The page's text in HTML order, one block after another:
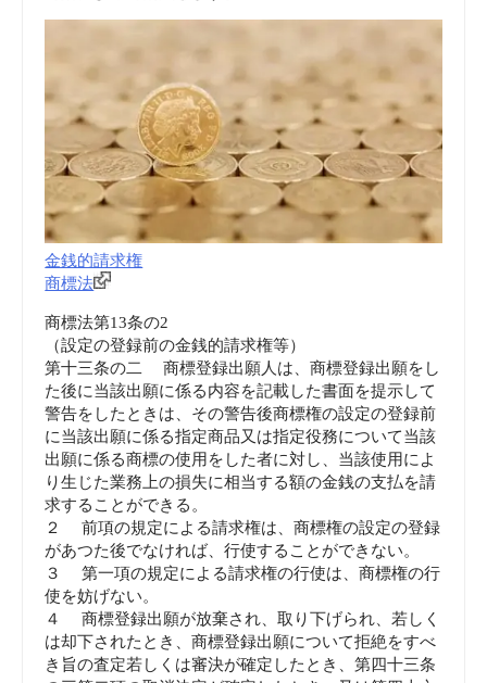
金銭的請求権
商標法
商標法第13条の2
（設定の登録前の金銭的請求権等）
第十三条の二 商標登録出願人は、商標登録出願をし
た後に当該出願に係る内容を記載した書面を提示して
警告をしたときは、その警告後商標権の設定の登録前
に当該出願に係る指定商品又は指定役務について当該
出願に係る商標の使用をした者に対し、当該使用によ
り生じた業務上の損失に相当する額の金銭の支払を請
求することができる。
２ 前項の規定による請求権は、商標権の設定の登録
があつた後でなければ、行使することができない。
３ 第一項の規定による請求権の行使は、商標権の行
使を妨げない。
４ 商標登録出願が放棄され、取り下げられ、若しく
は却下されたとき、商標登録出願について拒絶をすべ
き旨の査定若しくは審決が確定したとき、第四十三条